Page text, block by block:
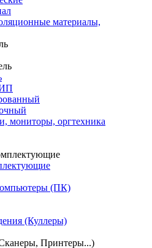
материалы,
мониторы, оргтехника
(ПК)
(Куллеры)